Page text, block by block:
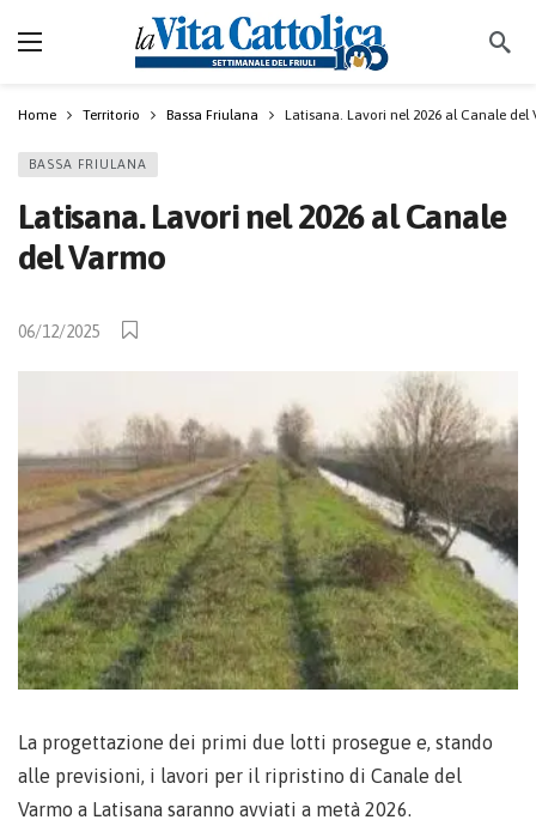
Home Territorio Bassa Friulana Latisana. Lavori nel 2026 al Canale del
BASSA FRIULANA
Latisana. Lavori nel 2026 al Canale
del Varmo
06/12/2025
La progettazione dei primi due lotti prosegue e, stando
alle previsioni, i lavori per il ripristino di Canale del
Varmo a Latisana saranno avviati a metà 2026.